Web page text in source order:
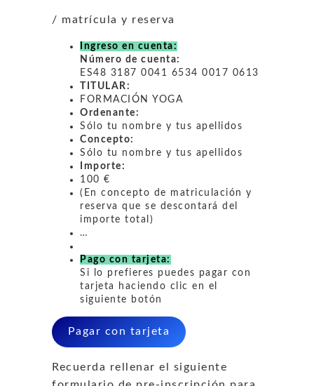
/ matrícula y reserva
Ingreso en cuenta:
Número de cuenta:
ES48 3187 0041 6534 0017 0613
TITULAR:
FORMACIÓN YOGA
Ordenante:
Sólo tu nombre y tus apellidos
Concepto:
Sólo tu nombre y tus apellidos
Importe:
100 €
(En concepto de matriculación y
reserva que se descontará del
importe total)
…
Pago con tarjeta:
Si lo prefieres puedes pagar con
tarjeta haciendo clic en el
siguiente botón
Pagar con tarjeta
Recuerda rellenar el siguiente